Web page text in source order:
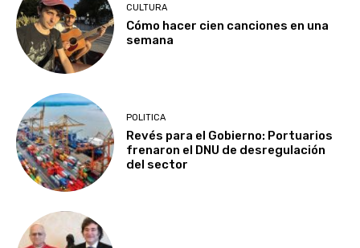
CULTURA
Cómo hacer cien canciones en una
semana
POLITICA
Revés para el Gobierno: Portuarios
frenaron el DNU de desregulación
del sector